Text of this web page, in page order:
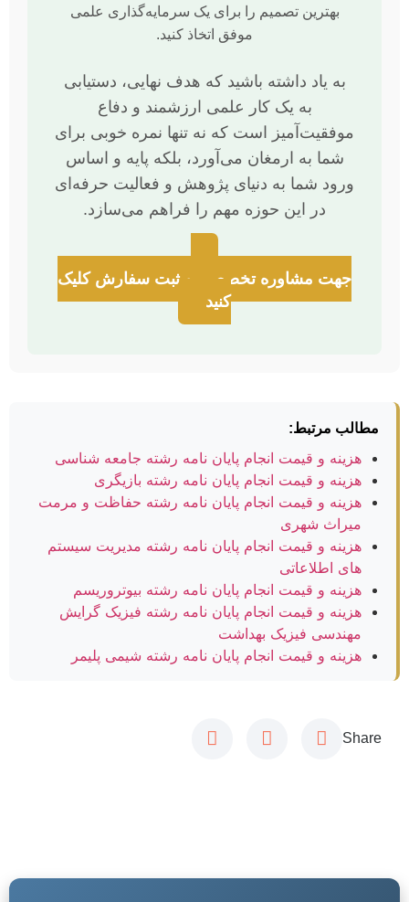
بهترین تصمیم را برای یک سرمایه‌گذاری علمی
موفق اتخاذ کنید.
به یاد داشته باشید که هدف نهایی، دستیابی
به یک کار علمی ارزشمند و دفاع
موفقیت‌آمیز است که نه تنها نمره خوبی برای
شما به ارمغان می‌آورد، بلکه پایه و اساس
ورود شما به دنیای پژوهش و فعالیت حرفه‌ای
در این حوزه مهم را فراهم می‌سازد.
جهت مشاوره تخصصی و ثبت سفارش کلیک
کنید
مطالب مرتبط:
هزینه و قیمت انجام پایان نامه رشته جامعه شناسی
هزینه و قیمت انجام پایان نامه رشته بازیگری
هزینه و قیمت انجام پایان نامه رشته حفاظت و مرمت
میراث شهری
هزینه و قیمت انجام پایان نامه رشته مدیریت سیستم
های اطلاعاتی
هزینه و قیمت انجام پایان نامه رشته بیوتروریسم
هزینه و قیمت انجام پایان نامه رشته فیزیک گرایش
مهندسی فیزیک بهداشت
هزینه و قیمت انجام پایان نامه رشته شیمی پلیمر
Share